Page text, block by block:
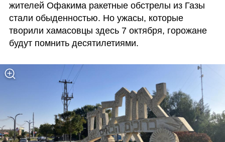
жителей Офакима ракетные обстрелы из Газы
стали обыденностью. Но ужасы, которые
творили хамасовцы здесь 7 октября, горожане
будут помнить десятилетиями.